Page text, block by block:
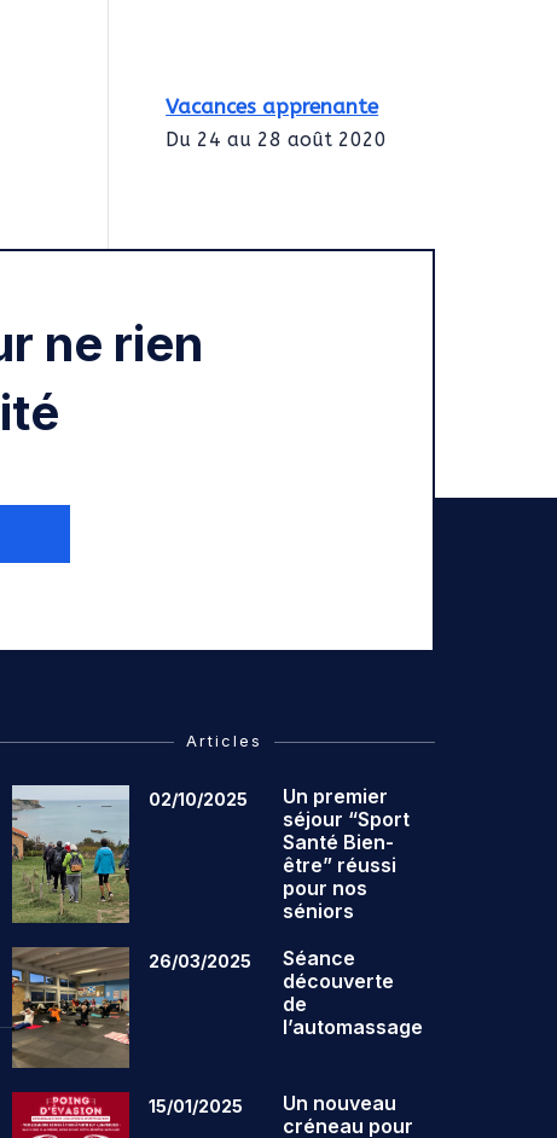
Vacances apprenante
Du 24 au 28 août 2020
ne rien
Articles
02/10/2025
Un premier
séjour “Sport
Santé Bien-
être” réussi
pour nos
séniors
26/03/2025
Séance
découverte
de
l’automassage
15/01/2025
Un nouveau
créneau pour